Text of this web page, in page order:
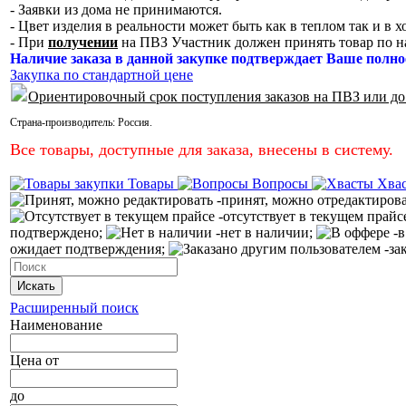
- Заявки из дома не принимаются.
- Цвет изделия в реальности может быть как в теплом так и в
- При получении на ПВЗ Участник должен принять товар по
Наличие заказа в данной закупке подтверждает Ваше
Закупка по стандартной цене
Ориентировочный срок поступления заказов на ПВЗ или
Страна-производитель: Россия.
Все товары, доступные для заказа, внесены в систему.
Товары Вопросы
-принят, можно
-отсутствует в текущем
подтверждено;
-нет в наличии;
-
ожидает подтверждения;
-
Искать
Расширенный поиск
Наименование
Цена от
до